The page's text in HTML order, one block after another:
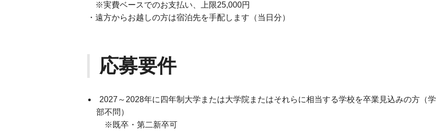
※実費ベースでのお支払い、上限25,000円
・遠方からお越しの方は宿泊先を手配します（当日分）
応募要件
2027～2028年に四年制大学または大学院またはそれらに相当する学校を卒業見込みの方（学
部不問）
※既卒・第二新卒可